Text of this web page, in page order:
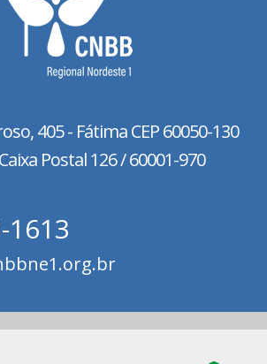
405 - FátimaCEP 60050-130
Postal 126 / 60001-970
1613